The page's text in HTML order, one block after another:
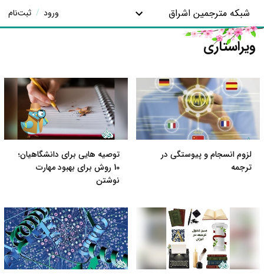
شبکه مترجمین اشراق ورود / ثبت‌نام
ویراستاری
لزوم انسجام و پیوستگی در
ترجمه
توصیه هایی برای دانشگاهیان؛
10 روش برای بهبود مهارت
نوشتن